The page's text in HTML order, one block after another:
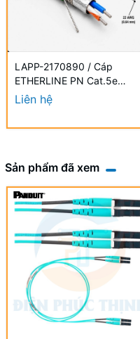
LAPP-2170890 / Cáp
ETHERLINE PN Cat.5e
FRNC FLEX FC 2x2x22 AWG
Liên hệ
Sản phẩm đã xem